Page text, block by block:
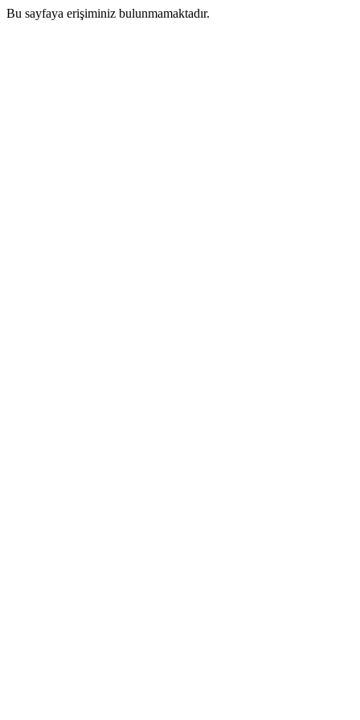
Bu sayfaya erişiminiz bulunmamaktadır.